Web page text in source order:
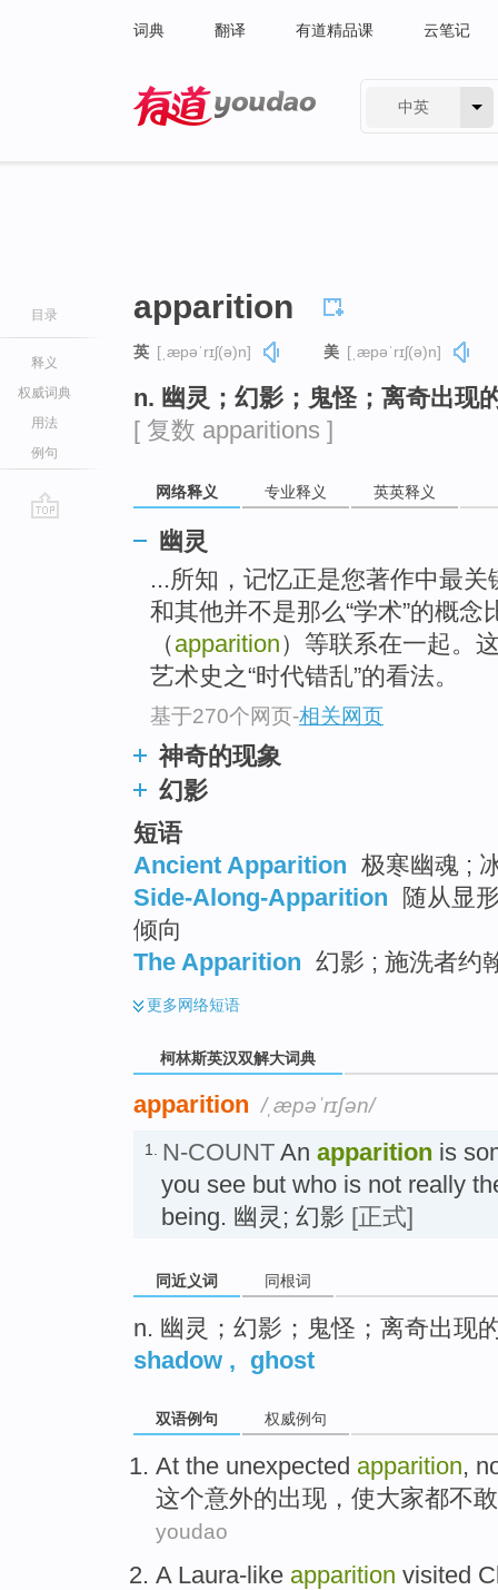
词典 翻译 有道精品课 云笔记
中英
目录
释义
权威词典
用法
例句
apparition
英 [ˌæpəˈrɪʃ(ə)n] 美 [ˌæpəˈrɪʃ(ə)n]
n. 幽灵；幻影；鬼怪；离奇出现
[ 复数 apparitions ]
网络释义 专业释义 英英释义
幽灵
...所知，记忆正是您著作中最
和其他并不是那么“学术”的概
（apparition）等联系在一起。
艺术史之“时代错乱”的看法。
基于270个网页-相关网页
神奇的现象
幻影
短语
Ancient Apparition 极寒幽魂 ;
Side-Along-Apparition
随从显
倾向
The Apparition 幻影 ; 施洗者约
更多网络短语
柯林斯英汉双解大词典
apparition /ˌæpəˈrɪʃən/
1. N-COUNT An apparition is
you see but who is not really
being. 幽灵; 幻影 [正式]
同近义词 同根词
n. 幽灵；幻影；鬼怪；离奇出现
shadow , ghost
双语例句 权威例句
At the unexpected apparition,
这个意外的出现 ，使大家都不
youdao
A Laura-like apparition visited